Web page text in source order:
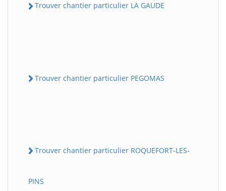
Trouver chantier particulier LA GAUDE
Trouver chantier particulier PEGOMAS
Trouver chantier particulier ROQUEFORT-LES-
PINS